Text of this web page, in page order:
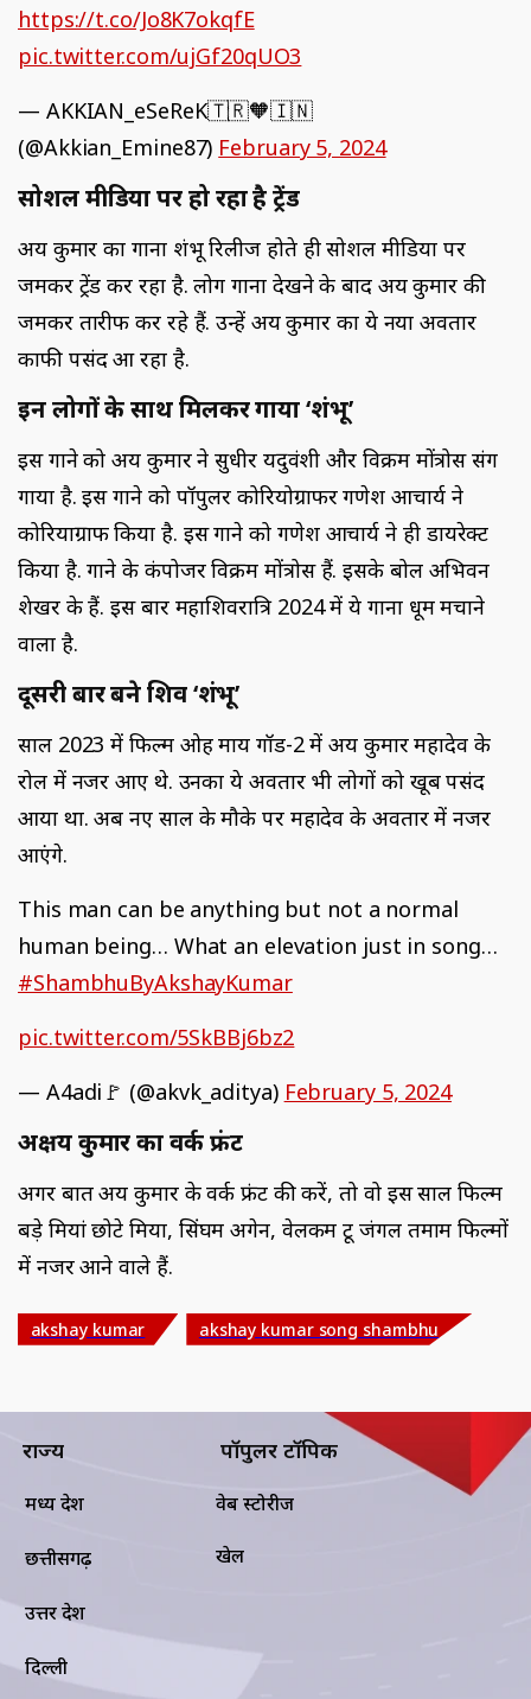
https://t.co/Jo8K7okqfE
pic.twitter.com/ujGf20qUO3
— AKKIAN_eSeReK🇹🇷🧡🇮🇳
(@Akkian_Emine87) February 5, 2024
सोशल मीडिया पर हो रहा है ट्रेंड
अक्षय कुमार का गाना शंभू रिलीज होते ही सोशल मीडिया पर
जमकर ट्रेंड कर रहा है.लोग गाना देखने के बाद अक्षय कुमार की
जमकर तारीफ कर रहे हैं. उन्हें अक्षय कुमार का ये नया अवतार
काफी पसंद आ रहा है.
इन लोगों के साथ मिलकर गाया ‘शंभू’
इस गाने को अक्षय कुमार ने सुधीर यदुवंशी और विक्रम मोंत्रोस संग
गाया है. इस गाने को पॉपुलर कोरियोग्राफर गणेश आचार्य ने
कोरियाग्राफ किया है. इस गाने को गणेश आचार्य ने ही डायरेक्ट
किया है. गाने के कंपोजर विक्रम मोंत्रोस हैं. इसके बोल अभिवन
शेखर के हैं.इस बार महाशिवरात्रि 2024 में ये गाना धूम मचाने
वाला है.
दूसरी बार बने शिव ‘शंभू’
साल 2023 में फिल्म ओह माय गॉड-2 में अक्षय कुमार महादेव के
रोल में नजर आए थे. उनका ये अवतार भी लोगों को खूब पसंद
आया था. अब नए साल के मौके पर महादेव के अवतार में नजर
आएंगे.
This man can be anything but not a normal
human being… What an elevation just in song…
#ShambhuByAkshayKumar
pic.twitter.com/5SkBBj6bz2
— A4adi🚩 (@akvk_aditya) February 5, 2024
अक्षय कुमार का वर्क फ्रंट
अगर बात अक्षय कुमार के वर्क फ्रंट की करें, तो वो इस साल फिल्म
बड़े मियां छोटे मिया, सिंघम अगेन, वेलकम टू जंगल तमाम फिल्मों
में नजर आने वाले हैं.
akshay kumar akshay kumar song shambhu
राज्य
मध्य प्रदेश
छत्तीसगढ़
उत्तर प्रदेश
दिल्ली
पॉपुलर टॉपिक
वेब स्टोरीज
खेल